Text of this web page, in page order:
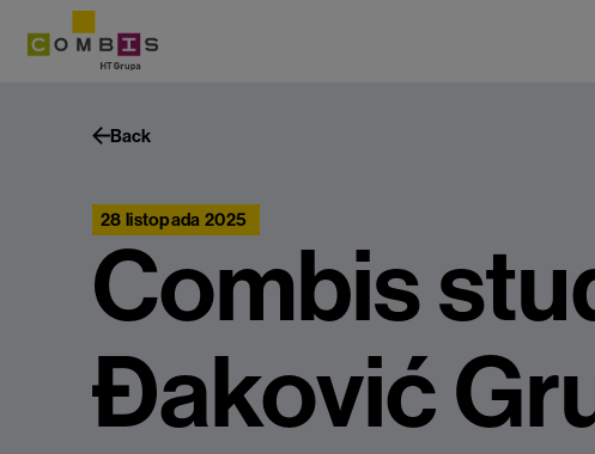
Back
28 listopada 2025
Combis
Đaković